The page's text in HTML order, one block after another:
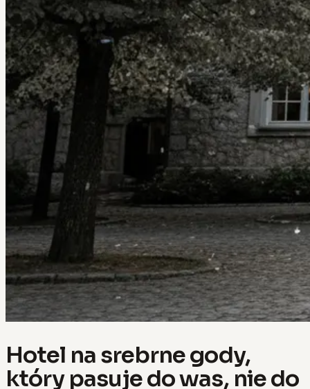
Hotel na srebrne gody,
który pasuje do was, nie do